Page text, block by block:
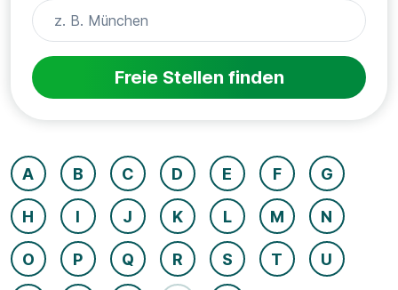
Freie Stellen finden
A B C D E F G
H I J K L M N
O P Q R S T U